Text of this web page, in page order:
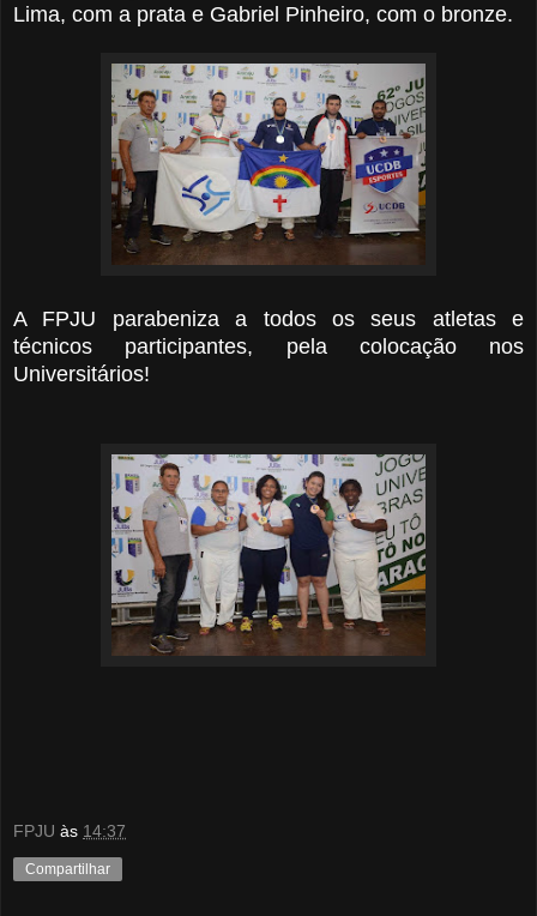
Lima, com a prata e Gabriel Pinheiro, com o bronze.
A FPJU parabeniza a todos os seus atletas e
técnicos participantes, pela colocação nos
Universitários!
FPJU às 14:37
Compartilhar